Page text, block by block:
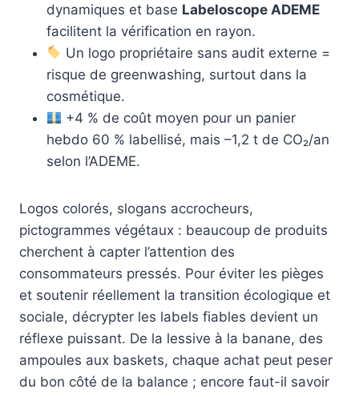
dynamiques et base Labeloscope ADEME
facilitent la vérification en rayon.
Un logo propriétaire sans audit externe =
risque de greenwashing, surtout dans la
cosmétique.
+4 % de coût moyen pour un panier
hebdo 60 % labellisé, mais –1,2 t de CO₂/an
selon l’ADEME.
Logos colorés, slogans accrocheurs,
pictogrammes végétaux : beaucoup de produits
cherchent à capter l’attention des
consommateurs pressés. Pour éviter les pièges
et soutenir réellement la transition écologique et
sociale, décrypter les labels fiables devient un
réflexe puissant. De la lessive à la banane, des
ampoules aux baskets, chaque achat peut peser
du bon côté de la balance ; encore faut-il savoir